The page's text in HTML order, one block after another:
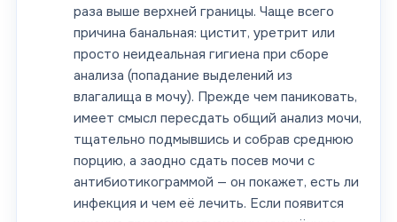
раза выше верхней границы. Чаще всего
причина банальная: цистит, уретрит или
просто неидеальная гигиена при сборе
анализа (попадание выделений из
влагалища в мочу). Прежде чем паниковать,
имеет смысл пересдать общий анализ мочи,
тщательно подмывшись и собрав среднюю
порцию, а заодно сдать посев мочи с
антибиотикограммой — он покажет, есть ли
инфекция и чем её лечить. Если появится